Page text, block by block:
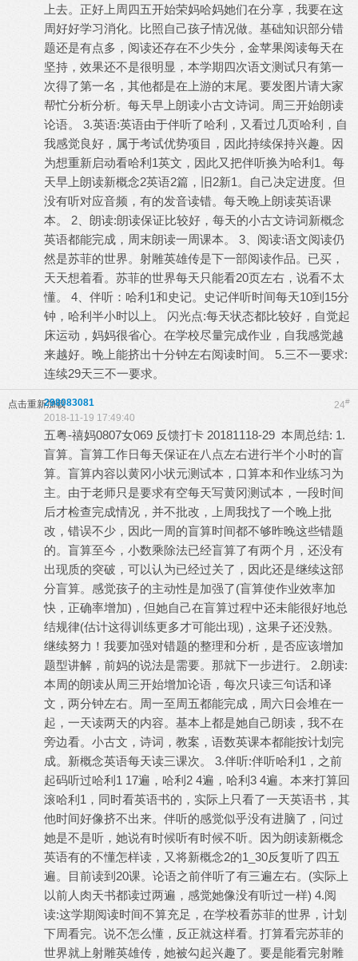
上去。正好上周四五开始荣妈哈妈她们在分享，我要在这
周好好学习消化。比照自己孩子情况做。基础知识部分错
题还是有点多，阅读还存在不少失分，金苹果阅读每天在
坚持，效果还不是很明显，本学期四次语文测试只有第一
次得了第一名，其他都是在上游的末尾。要发图片请大家
帮忙分析分析。每天早上朗读小古文诗词。周三开始朗读
论语。 3.英语:英语由于伴听了哈利，又看过几页哈利，自
我感觉良好，属于考试优势项目，因此持续保持兴趣。因
为想重新启动看哈利1英文，因此又把伴听换为哈利1。每
天早上朗读新概念2英语2篇，旧2新1。自己决定进度。但
没有听对应音频，有的发音读错。每天晚上朗读英语课
本。 2、朗读:朗读保证比较好，每天的小古文诗词新概念
英语都能完成，周末朗读一周课本。 3、阅读:语文阅读仍
然是苏菲的世界。射雕英雄传是下一部阅读作品。已买，
天天想着看。苏菲的世界每天只能看20页左右，说看不太
懂。 4、伴听：哈利1和史记。史记伴听时间每天10到15分
钟，哈利半小时以上。 闪光点:每天状态都比较好，自觉起
床运动，妈妈很省心。在学校尽量完成作业，自我感觉越
来越好。晚上能挤出十分钟左右阅读时间。 5.三不一要求:
连续29天三不一要求。
点击重新加载 24#
298083081
2018-11-19 17:49:40
五粤-禧妈0807女069 反馈打卡 20181118-29 本周总结: 1.
盲算。盲算工作日每天保证在八点左右进行半个小时的盲
算。盲算内容以黄冈小状元测试本，口算本和作业练习为
主。由于老师只是要求有空每天写黄冈测试本，一段时间
后才检查完成情况，并不批改，上周我找了一个晚上批
改，错误不少，因此一周的盲算时间都不够昨晚这些错题
的。盲算至今，小数乘除法已经盲算了有两个月，还没有
出现质的突破，可以认为已经过关了，因此还是继续这部
分盲算。感觉孩子的主动性是加强了(盲算使作业效率加
快，正确率增加)，但她自己在盲算过程中还未能很好地总
结规律(估计这得训练更多才可能出现)，这果子还没熟。
继续努力！我要加强对错题的整理和分析，是否应该增加
题型讲解，前妈的说法是需要。那就下一步进行。 2.朗读:
本周的朗读从周三开始增加论语，每次只读三句话和译
文，两分钟左右。周一至周五都能完成，周六日会堆在一
起，一天读两天的内容。基本上都是她自己朗读，我不在
旁边看。小古文，诗词，教案，语数英课本都能按计划完
成。新概念英语每天读三课次。 3.伴听:伴听哈利1，之前
起码听过哈利1 17遍，哈利2 4遍，哈利3 4遍。本来打算回
滚哈利1，同时看英语书的，实际上只看了一天英语书，其
他时间好像挤不出来。伴听的感觉似乎没有进脑了，问过
她是不是听，她说有时候听有时候不听。因为朗读新概念
英语有的不懂怎样读，又将新概念2的1_30反复听了四五
遍。目前读到20课。论语之前伴听了有三遍左右。(实际上
以前人肉天书都读过两遍，感觉她像没有听过一样) 4.阅
读:这学期阅读时间不算充足，在学校看苏菲的世界，计划
下周看完。说不怎么懂，反正就这样看。打算看完苏菲的
世界就上射雕英雄传，她被勾起兴趣了。要是能看完射雕